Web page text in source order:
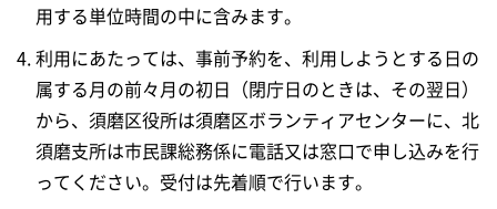
用する単位時間の中に含みます。
利用にあたっては、事前予約を、利用しようとする日の
属する月の前々月の初日（閉庁日のときは、その翌日）
から、須磨区役所は須磨区ボランティアセンターに、北
須磨支所は市民課総務係に電話又は窓口で申し込みを行
ってください。受付は先着順で行います。